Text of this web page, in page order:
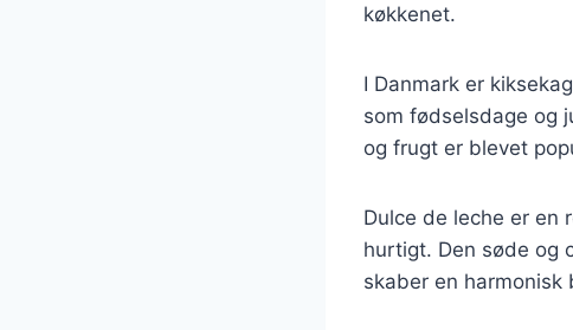
køkkenet.
I Danmark er
som fødselsdage og
og frugt er blevet
Dulce de leche er en
hurtigt. Den søde og
skaber en harmonisk